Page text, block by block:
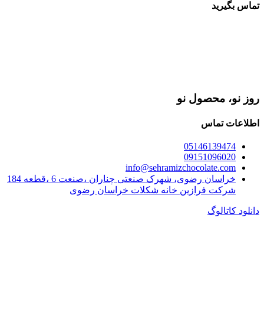
تماس بگیرید
روز نو، محصول نو
اطلاعات تماس
05146139474
09151096020
info@sehramizchocolate.com
خراسان رضوی، شهرک صنعتی چناران ،صنعت 6 ،قطعه 184
شرکت فرازین خانه شکلات خراسان رضوی
دانلود کاتالوگ